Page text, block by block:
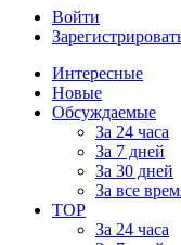
Войти
Интересные
Новые
Обсуждаемые
За 24 часа
За 7 дней
За 30 дней
За все
TOP
За 24 часа